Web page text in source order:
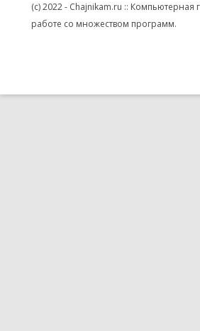
(c) 2022 - Chajnikam.ru ::
работе со множеством программ.